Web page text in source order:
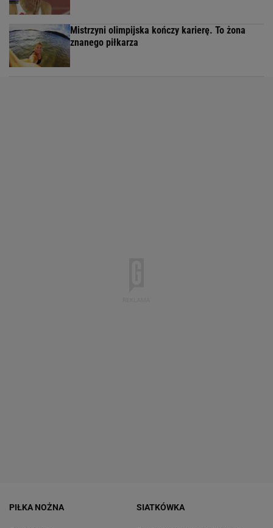
Mistrzyni olimpijska kończy karierę. To żona
znanego piłkarza
PIŁKA NOŻNA SIATKÓWKA